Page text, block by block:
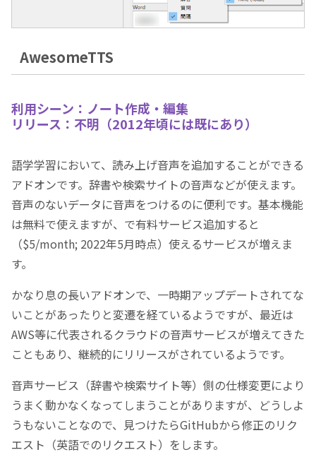
AwesomeTTS
利用シーン：ノート作成・編集
リリース：不明（2012年頃には既にあり）
語学学習において、読み上げ音声を追加することができる
アドオンです。辞書や検索サイトの音声などが使えます。
音声のないデータに音声をつけるのに便利です。基本機能
は無料で使えますが、で有料サービス追加すると
（$5/month; 2022年5月時点）使えるサービスが増えま
す。
かなり息の長いアドオンで、一時期アップデートされてな
いことがあったりと変遷を経ているようですが、最近は
AWS等に代表されるクラウドの音声サービスが増えてきた
こともあり、継続的にリリースがされているようです。
音声サービス（辞書や検索サイト等）側の仕様変更により
うまく動かなくなってしまうことがありますが、どうしよ
うもないことなので、見つけたらGitHubから修正のリク
エスト（英語でのリクエスト）をします。